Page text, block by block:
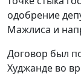
одобрение
Мажлиса и
Договор был
Худжанде во